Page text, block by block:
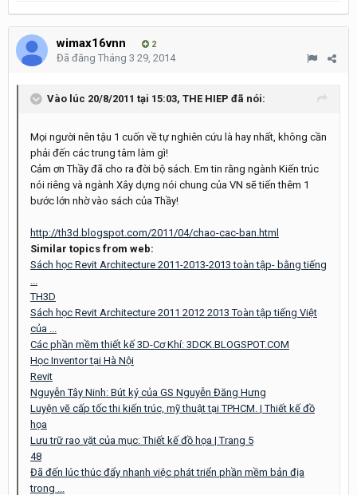
wimax16vnn 2
Đã đăng Tháng 3 29, 2014
Vào lúc 20/8/2011 tại 15:03, THE HIEP đã nói:
Mọi người nên tậu 1 cuốn về tự nghiên cứu là hay nhất, không cần
phải đến các trung tâm làm gì!
Cảm ơn Thầy đã cho ra đời bộ sách. Em tin rằng ngành Kiến trúc
nói riêng và ngành Xây dựng nói chung của VN sẽ tiến thêm 1
bước lớn nhờ vào sách của Thầy!
http://th3d.blogspot.com/2011/04/chao-cac-ban.html
Similar topics from web:
Sách học Revit Architecture 2011-2013-2013 toàn tập- bằng tiếng
...
TH3D
Sách học Revit Architecture 2011 2012 2013 Toàn tập tiếng Việt
của ...
Các phần mềm thiết kế 3D-Cơ Khí: 3DCK.BLOGSPOT.COM
Học Inventor tại Hà Nội
Revit
Nguyễn Tây Ninh: Bút ký của GS Nguyễn Đăng Hưng
Luyện vẽ cấp tốc thi kiến trúc, mỹ thuật tại TPHCM. | Thiết kế đồ
họa
Lưu trữ rao vặt của mục: Thiết kế đồ họa | Trang 5
48
Đã đến lúc thúc đẩy nhanh việc phát triển phần mềm bản địa
trong ...